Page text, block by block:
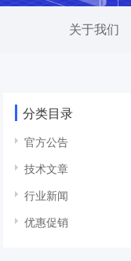
关于我们
分类目录
官方公告
技术文章
行业新闻
优惠促销